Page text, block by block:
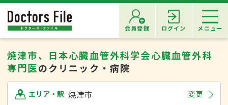
会員登録 ログイン メニュー
焼津市、日本心臓血管外科学会心臓血管外科
専門医のクリニック・病院
エリア・駅 焼津市 変更